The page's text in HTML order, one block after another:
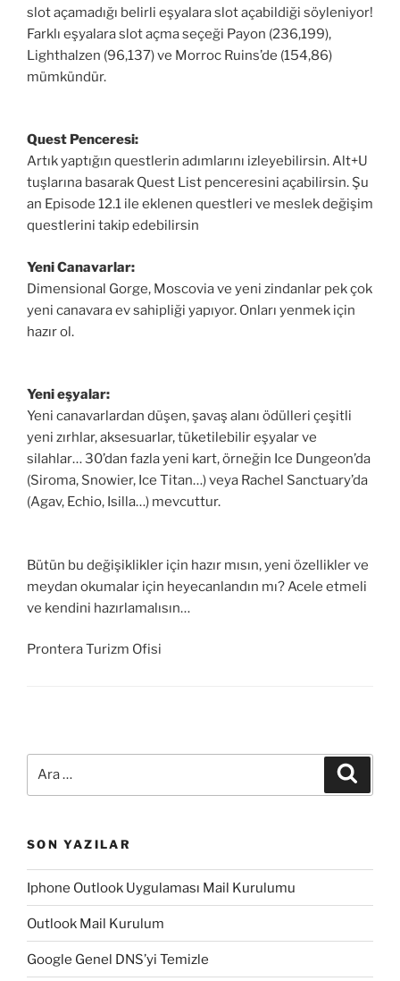
slot açamadığı belirli eşyalara slot açabildiği söyleniyor!
Farklı eşyalara slot açma seçeği Payon (236,199),
Lighthalzen (96,137) ve Morroc Ruins’de (154,86)
mümkündür.
Quest Penceresi:
Artık yaptığın questlerin adımlarını izleyebilirsin. Alt+U
tuşlarına basarak Quest List penceresini açabilirsin. Şu
an Episode 12.1 ile eklenen questleri ve meslek değişim
questlerini takip edebilirsin
Yeni Canavarlar:
Dimensional Gorge, Moscovia ve yeni zindanlar pek çok
yeni canavara ev sahipliği yapıyor. Onları yenmek için
hazır ol.
Yeni eşyalar:
Yeni canavarlardan düşen, şavaş alanı ödülleri çeşitli
yeni zırhlar, aksesuarlar, tüketilebilir eşyalar ve
silahlar… 30’dan fazla yeni kart, örneğin Ice Dungeon’da
(Siroma, Snowier, Ice Titan…) veya Rachel Sanctuary’da
(Agav, Echio, Isilla…) mevcuttur.
Bütün bu değişiklikler için hazır mısın, yeni özellikler ve
meydan okumalar için heyecanlandın mı? Acele etmeli
ve kendini hazırlamalısın…
Prontera Turizm Ofisi
SON YAZILAR
Iphone Outlook Uygulaması Mail Kurulumu
Outlook Mail Kurulum
Google Genel DNS’yi Temizle